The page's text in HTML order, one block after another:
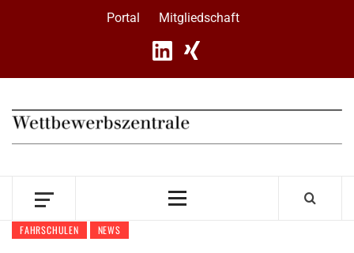
Portal Mitgliedschaft
Primary
FAHRSCHULEN NEWS